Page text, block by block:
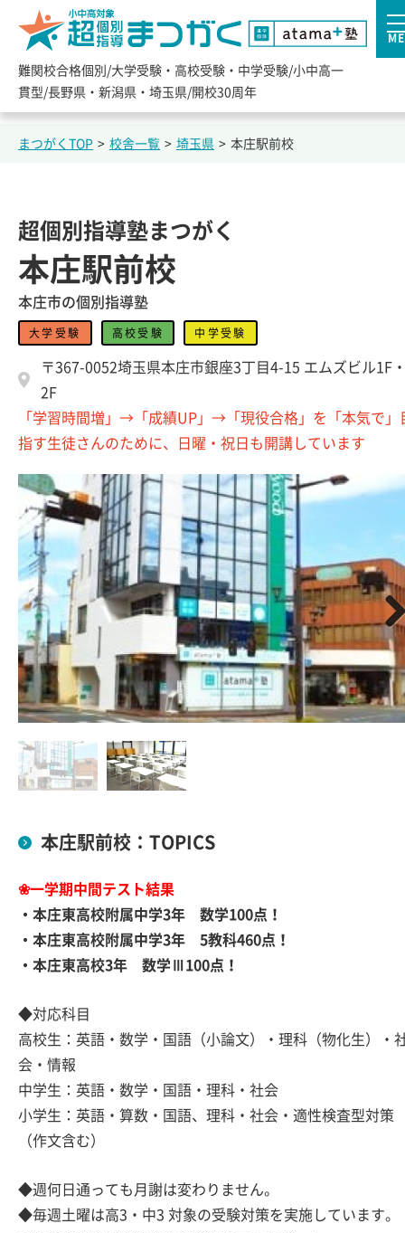
難関校合格個別/大学受験・高校受験・中学受験/小中高一
貫型/長野県・新潟県・埼玉県/開校30周年
まつがくTOP > 校舎一覧 > 埼玉県 > 本庄駅前校
超個別指導塾まつがく
本庄駅前校
本庄市の個別指導塾
大学受験 高校受験 中学受験
〒367-0052埼玉県本庄市銀座3丁目4-15 エムズビル1F
2F
「学習時間増」→「成績UP」→「現役合格」を「本気で」
指す生徒さんのために、日曜・祝日も開講しています
本庄駅前校：TOPICS
❀一学期中間テスト結果
・本庄東高校附属中学3年 数学100点！
・本庄東高校附属中学3年 5教科460点！
・本庄東高校3年 数学Ⅲ100点！
◆対応科目
高校生：英語・数学・国語（小論文）・理科（物化生）・
会・情報
中学生：英語・数学・国語・理科・社会
小学生：英語・算数・国語、理科・社会・適性検査型対策
（作文含む）
◆週何日通っても月謝は変わりません。
◆毎週土曜は高3・中3 対象の受験対策を実施しています。